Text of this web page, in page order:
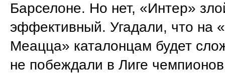
Барселоне. Но нет, «Интер»
эффективный. Угадали, что на
Меацца» каталонцам будет
не побеждали в Лиге чемпионов